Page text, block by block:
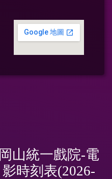
岡山統一戲院-電
影時刻表(2026-